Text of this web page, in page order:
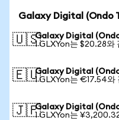
Galaxy Digital (Ondo
🇺🇸Galaxy Digital (Ondo
1 GLXYon는 $20.28와
🇪🇺Galaxy Digital
1 GLXYon는 €17.54와
🇯🇵Galaxy Digital
1 GLXYon는